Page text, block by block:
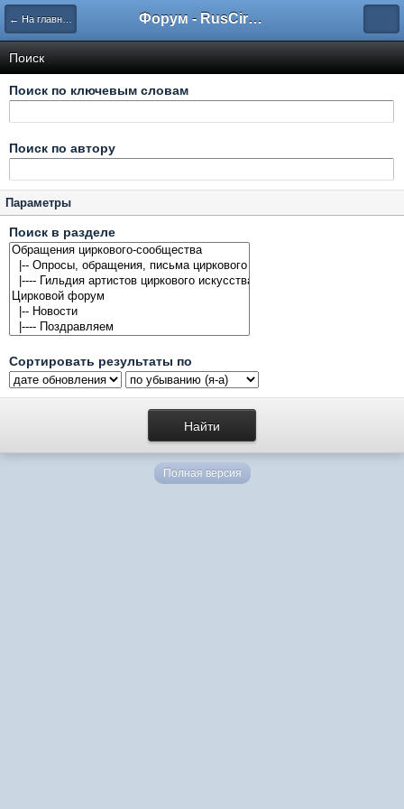
← На главную Форум - RusCircus.ru
Поиск
Поиск по ключевым словам
Поиск по автору
Параметры
Поиск в разделе
Сортировать результаты по
Полная версия